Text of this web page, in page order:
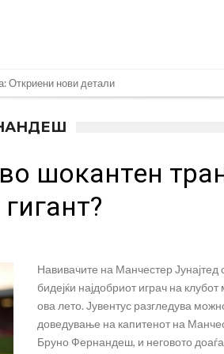
Родри ќе стане новиот фудбалер на
во „војна“ поради фудбалер вреден 69
сè досега го поддржал?
разнесам Меси со четири бомби“
евра, но не го затвора паричникот – ќе
да ја отвори касата, дали има
од планетата најдобро покажува кој е и што
шокантен
Навивачите на Манчестер Јунајтед
бидејќи најдобриот играч на
ова лето. Јувентус разгледува
доведување на капитенот на
Бруно Фернандеш, и неговото